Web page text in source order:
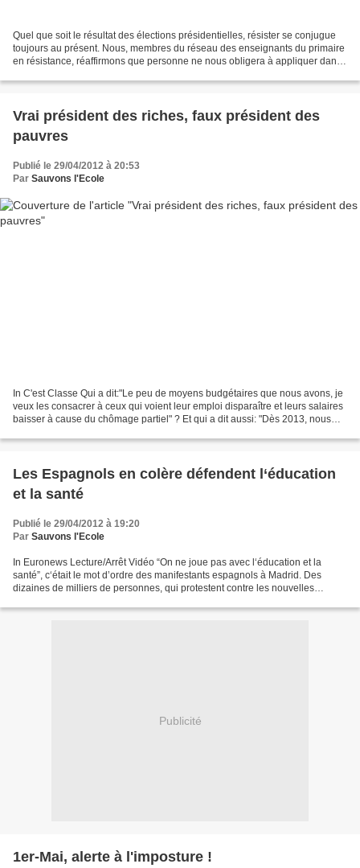
Quel que soit le résultat des élections présidentielles, résister se conjugue
toujours au présent. Nous, membres du réseau des enseignants du primaire
en résistance, réaffirmons que personne ne nous obligera à appliquer dans
Vrai président des riches, faux président des
pauvres
Publié le 29/04/2012 à 20:53
Par Sauvons l'Ecole
In C'est Classe Qui a dit:"Le peu de moyens budgétaires que nous avons, je
veux les consacrer à ceux qui voient leur emploi disparaître et leurs salaires
baisser à cause du chômage partiel" ? Et qui a dit aussi: "Dès 2013, nous
Les Espagnols en colère défendent l‘éducation
et la santé
Publié le 29/04/2012 à 19:20
Par Sauvons l'Ecole
In Euronews Lecture/Arrêt Vidéo “On ne joue pas avec l‘éducation et la
santé”, c‘était le mot d’ordre des manifestants espagnols à Madrid. Des
dizaines de milliers de personnes, qui protestent contre les nouvelles
Publicité
1er-Mai, alerte à l'imposture !